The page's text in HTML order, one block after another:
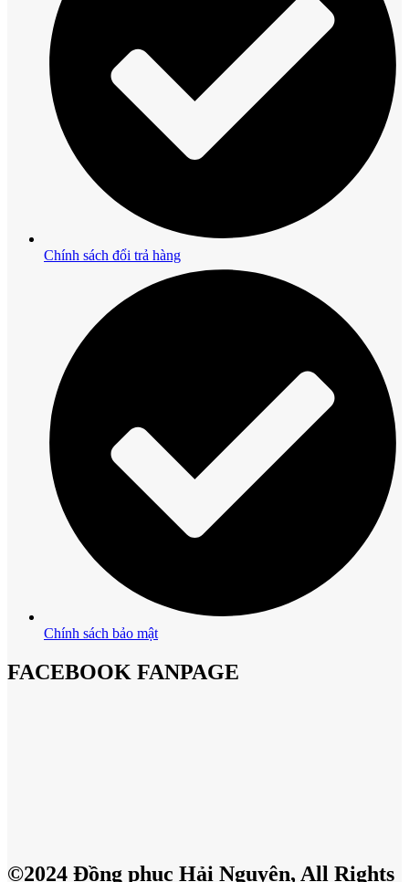
Chính sách đổi trả hàng
Chính sách bảo mật
FACEBOOK FANPAGE
©2024 Đồng phục Hải Nguyên, All Rights